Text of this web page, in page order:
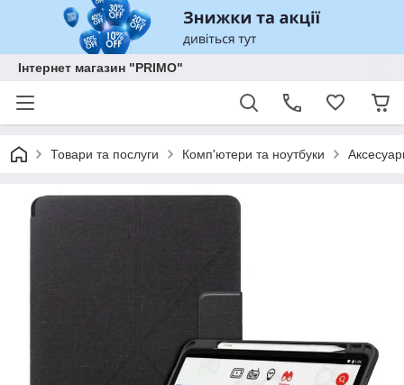
Інтернет магазин "PRIMO"
Товари та послуги Комп'ютери та ноутбуки